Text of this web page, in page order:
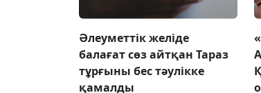
Әлеуметтік желіде
балағат сөз айтқан Тараз
тұрғыны бес тәулікке
қамалды